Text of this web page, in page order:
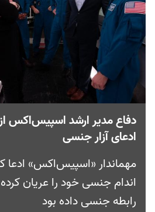
دفاع مدیر ارشد اسپیس‌اکس
ادعای آزار جنسی
مهماندار «اسپیس‌اکس» ادعا
اندام جنسی خود را عریان
رابطه جنسی داده بود